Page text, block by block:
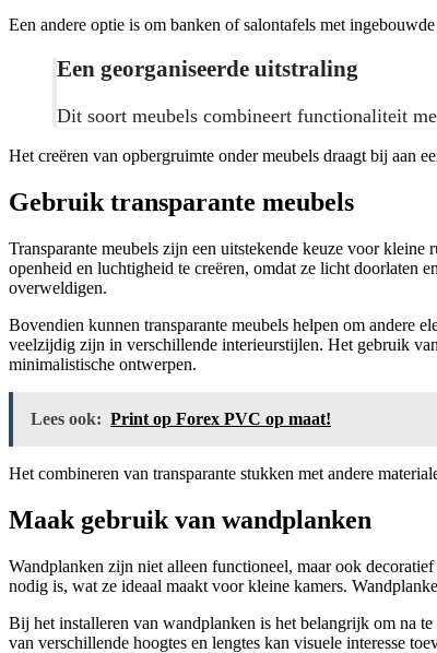
Een andere optie is om banken of salontafels met
Een georganiseerde uitstraling
Dit soort meubels combineert functionaliteit
Het creëren van opbergruimte onder meubels draagt bij aan
Gebruik transparante meubels
Transparante meubels zijn een uitstekende keuze voor
openheid en luchtigheid te creëren, omdat ze licht doorlaten
overweldigen.
Bovendien kunnen transparante meubels helpen om andere
veelzijdig zijn in verschillende interieurstijlen. Het gebruik
minimalistische ontwerpen.
Lees ook: Print op Forex PVC op maat!
Het combineren van transparante stukken met andere
Maak gebruik van wandplanken
Wandplanken zijn niet alleen functioneel, maar ook
nodig is, wat ze ideaal maakt voor kleine kamers.
Bij het installeren van wandplanken is het belangrijk om na
van verschillende hoogtes en lengtes kan visuele interesse